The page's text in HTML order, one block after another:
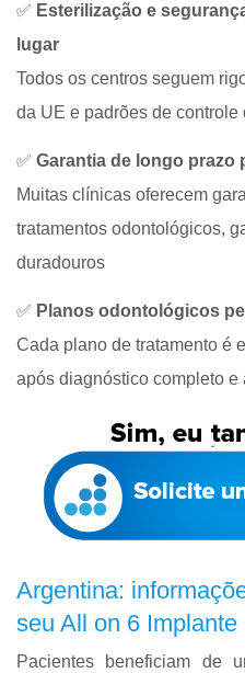
✅ Esterilização e
lugar
Todos os centros seguem
da UE e padrões de controle
✅ Garantia de longo prazo
Muitas clínicas oferecem
tratamentos odontológicos,
duradouros
✅ Planos odontológicos
Cada plano de tratamento é
após diagnóstico completo e
Argentina:
seu All on 6 Implante
Pacientes beneficiam de